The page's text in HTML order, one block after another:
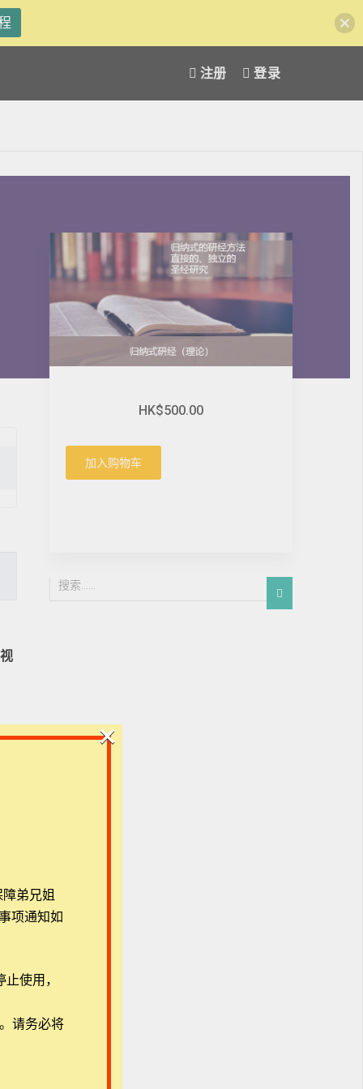
注册 登录
HK$500.00
加入购物车
弟兄姐
项通知如
使用，
请务必将
×